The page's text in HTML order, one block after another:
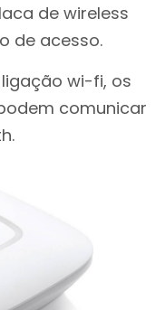
de wireless
de acesso.
wi-fi, os
comunicar